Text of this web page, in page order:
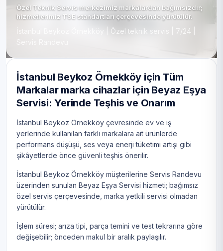
Özel Teknik Servis merkezimiz markalardan bağımsızdır;
hizmetlerimiz TSE standartları çerçevesinde yürütülür.
İstanbul Beykoz Örnekköy | Özel teknik servis | 7/24 |
İstanbul Beykoz Örnekköy için Tüm
Markalar marka cihazlar için Beyaz Eşya
Servisi: Yerinde Teşhis ve Onarım
İstanbul Beykoz Örnekköy çevresinde ev ve iş
yerlerinde kullanılan farklı markalara ait ürünlerde
performans düşüşü, ses veya enerji tüketimi artışı gibi
şikâyetlerde önce güvenli teşhis önerilir.
İstanbul Beykoz Örnekköy müşterilerine Servis Randevu
üzerinden sunulan Beyaz Eşya Servisi hizmeti; bağımsız
özel servis çerçevesinde, marka yetkili servisi olmadan
yürütülür.
İşlem süresi; arıza tipi, parça temini ve test tekrarına göre
değişebilir; önceden makul bir aralık paylaşılır.